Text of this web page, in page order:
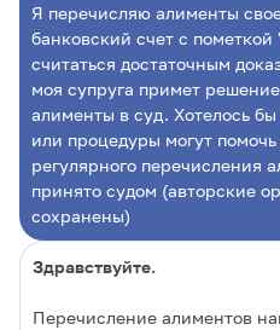
Я перечисляю алименты
банковский счет с
считаться достаточным
моя супруга примет
алименты в суд. Хотелось
или процедуры могут
регулярного перечисления
принято судом (авторские
сохранены)
Здравствуйте.
Перечисление алиментов